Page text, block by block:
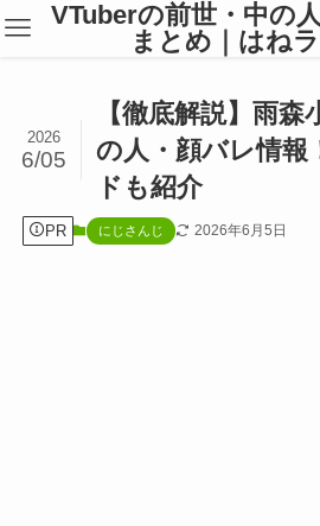
VTuberの前世・中の
まとめ｜はね
【徹底解説】雨
の人・顔バレ情報
ドも紹介
2026
6/05
PR にじさんじ 2026年6月5日